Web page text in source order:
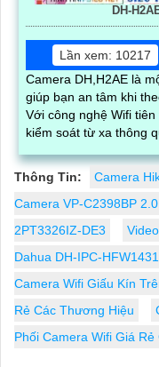
DH-
Lần xem: 10217
Camera DH,H2AE là
giúp bạn an tâm khi
Với công nghệ Wifi
kiểm soát từ xa thông
Thông Tin:
Camera
Camera VP-C2398BP
2PT3326IZ-DE3
Dahua DH-IPC-
Camera Wifi Giấu Kín
Rẻ Các Thương Hiệu
Phối Camera Wifi Giá Rẻ